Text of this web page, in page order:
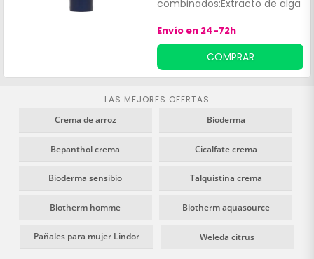
combinados:Extracto de alga
™, con propiedades
suavizantes y nutritivas.
Envío en 24-72h
COMPRAR
LAS MEJORES OFERTAS
Crema de arroz
Bioderma
Bepanthol crema Cicalfate crema
Bioderma sensibio Talquistina crema
Biotherm homme Biotherm aquasource
Pañales para mujer Lindor Weleda citrus